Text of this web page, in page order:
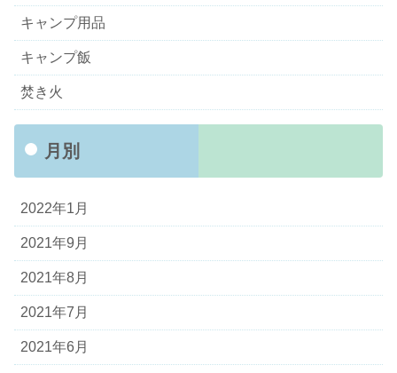
キャンプ用品
キャンプ飯
焚き火
月別
2022年1月
2021年9月
2021年8月
2021年7月
2021年6月